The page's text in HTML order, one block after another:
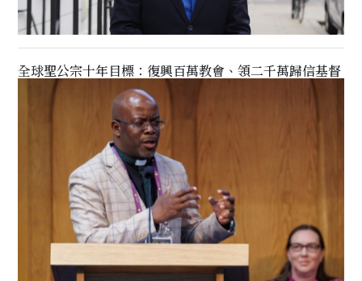
全球聖公宗十年目標：復興百萬教會、領二千萬歸信基督